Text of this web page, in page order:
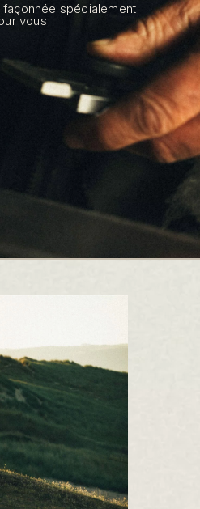
spécialement
vous